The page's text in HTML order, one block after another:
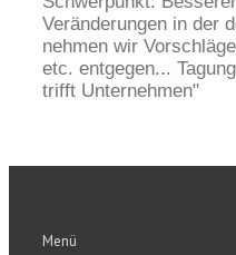
Veränderungen in der
nehmen wir
etc. entgegen...
trifft Unternehmen"
Menü